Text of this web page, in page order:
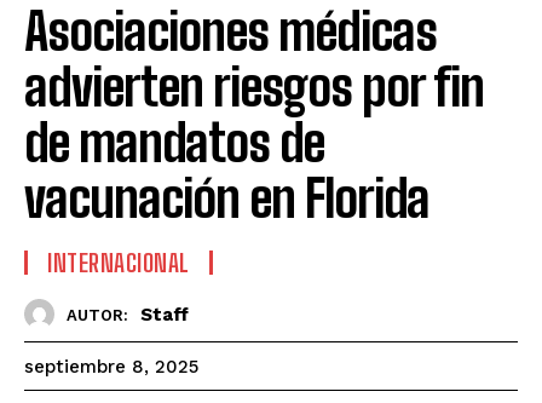
Asociaciones médicas
advierten riesgos por fin
de mandatos de
vacunación en Florida
INTERNACIONAL
AUTOR: Staff
septiembre 8, 2025